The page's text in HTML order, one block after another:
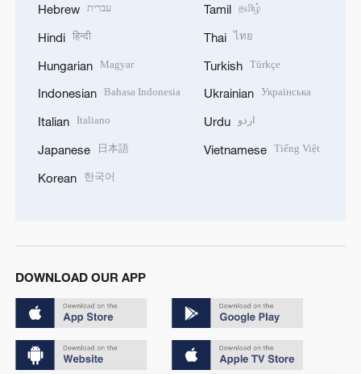
Hebrew עברית
Hindi हिन्दी
Hungarian Magyar
Indonesian Bahasa Indonesia
Italian Italiano
Japanese 日本語
Korean 한국어
Tamil தமிழ்
Thai ไทย
Turkish Türkçe
Ukrainian Українська
Urdu اردو
Vietnamese Tiếng Việt
DOWNLOAD OUR APP